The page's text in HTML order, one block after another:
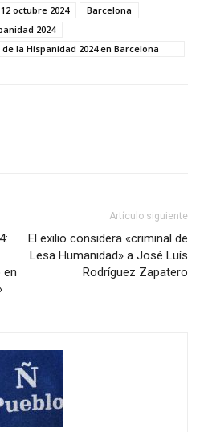
12 octubre 2024
Barcelona
2024
la Hispanidad 2024 en Barcelona
en
Artículo siguiente
El exilio considera «criminal de
Lesa Humanidad» a José Luís
Rodríguez Zapatero